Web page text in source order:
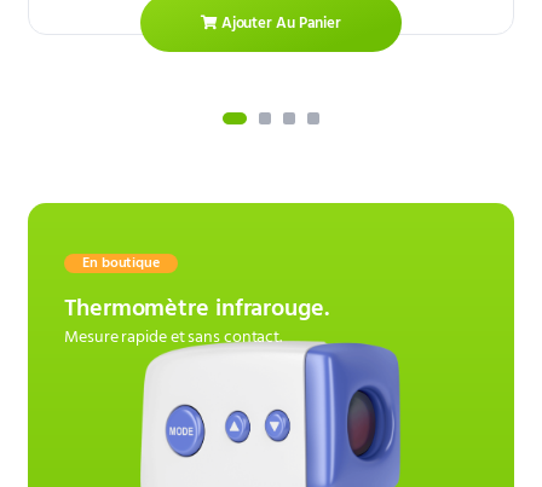
Ajouter Au Panier
En boutique
Thermomètre infrarouge.
Mesure rapide et sans contact.